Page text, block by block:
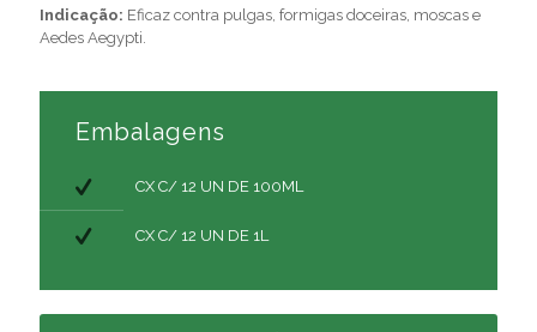
Indicação: Eficaz contra pulgas, formigas doceiras, moscas e
Aedes Aegypti.
Embalagens
CX C/ 12 UN DE 100ML
CX C/ 12 UN DE 1L